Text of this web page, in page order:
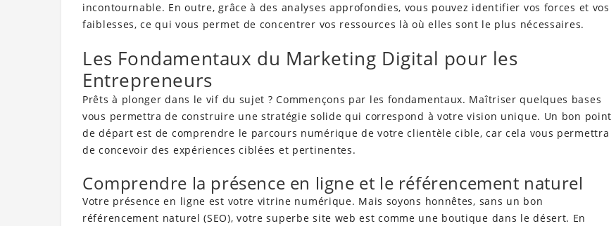
incontournable. En outre, grâce à des analyses approfondies, vous pouvez identifier vos forces et vos
faiblesses, ce qui vous permet de concentrer vos ressources là où elles sont le plus nécessaires.
Les Fondamentaux du Marketing Digital pour les
Entrepreneurs
Prêts à plonger dans le vif du sujet ? Commençons par les fondamentaux. Maîtriser quelques bases
vous permettra de construire une stratégie solide qui correspond à votre vision unique. Un bon point
de départ est de comprendre le parcours numérique de votre clientèle cible, car cela vous permettra
de concevoir des expériences ciblées et pertinentes.
Comprendre la présence en ligne et le référencement naturel
Votre présence en ligne est votre vitrine numérique. Mais soyons honnêtes, sans un bon
référencement naturel (SEO), votre superbe site web est comme une boutique dans le désert. En